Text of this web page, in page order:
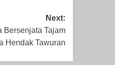
Next:
Bersenjata Tajam
Hendak Tawuran